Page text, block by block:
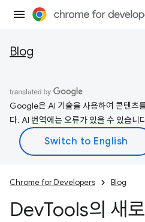
Blog
Google은 AI 기술을 사용하여 콘텐츠
다. AI 번역에는 오류가 있을 수 있습니
Chrome for Developers Blog
DevTools의 새